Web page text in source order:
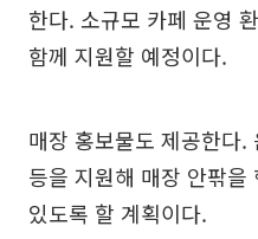
한다. 소규모 카페 운영
함께 지원할 예정이다.
매장 홍보물도 제공한다.
등을 지원해 매장 안팎
있도록 할 계획이다.